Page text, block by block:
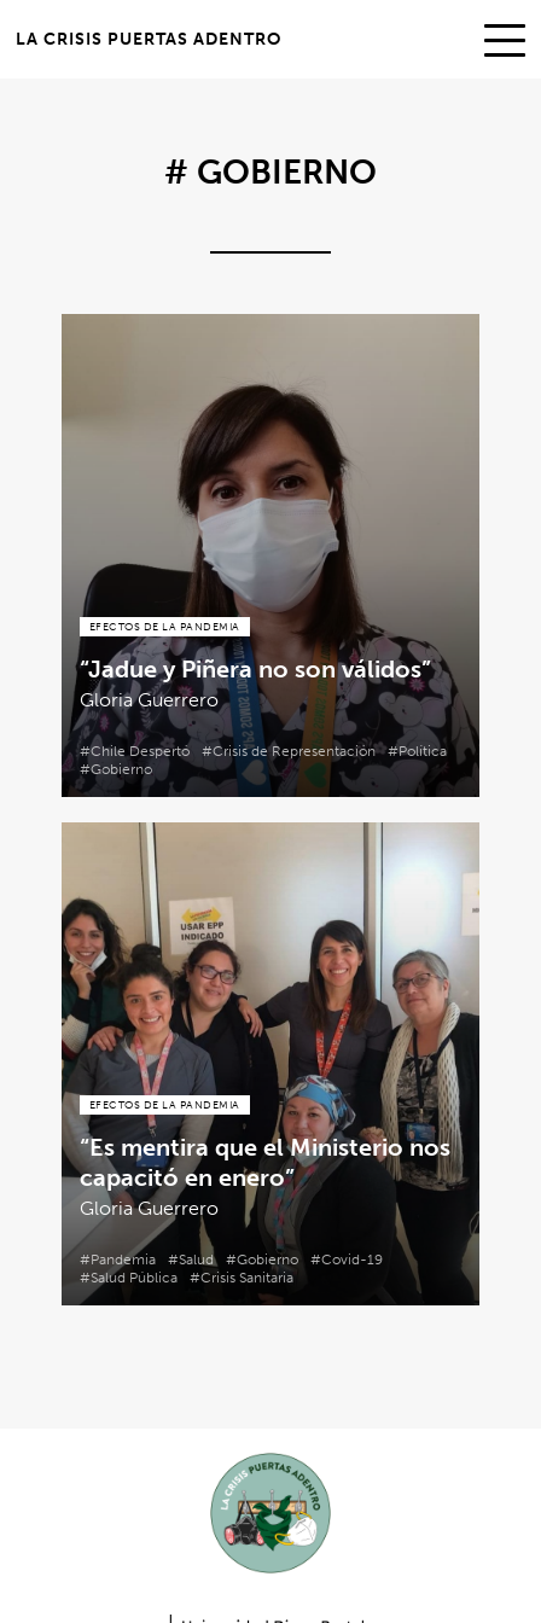
LA CRISIS PUERTAS ADENTRO
# GOBIERNO
EFECTOS DE LA PANDEMIA
“Jadue y Piñera no son válidos”
Gloria Guerrero
#Chile Despertó #Crisis de Representación
#Política
#Gobierno
EFECTOS DE LA PANDEMIA
“Es mentira que el Ministerio nos
capacitó en enero”
Gloria Guerrero
#Pandemia #Salud #Gobierno
#Covid-19
#Salud Pública
#Crisis Sanitaria